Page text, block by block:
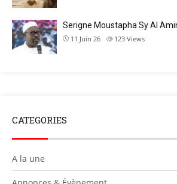
Serigne Moustapha Sy Al
11 Juin 26 123 Views
CATEGORIES
A la une